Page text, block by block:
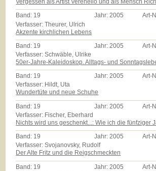
Vergessen als Artist Verenello und als Mensch
Band: 19 Jahr:2005 Art-
Verfasser: Theurer, Ulrich
Akzente kirchlichen Lebens
Band: 19 Jahr:2005 Art-
Verfasser: Schwäble, Ulrike
50er-Jahre-Kaleidoskop. Alltags- und
Band: 19 Jahr:2005 Art-
Verfasser: Hildt, Uta
Wundertüte und neue Schuhe
Band: 19 Jahr: 2005 Art-
Verfasser: Fischer, Eberhard
Nichts wird uns geschenkt...: Wie ich die fünfziger
Band: 19 Jahr:2005 Art-
Verfasser: Svojanovsky, Rudolf
Der Alte Fritz und die Reigschmeckten
Band: 19 Jahr: 2005 Art-